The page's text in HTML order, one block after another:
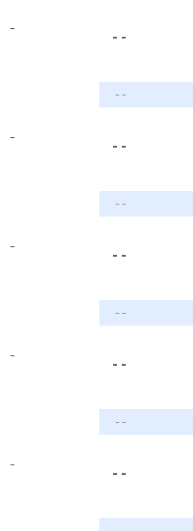
-
- -
- -
-
- -
- -
-
- -
- -
-
- -
- -
-
- -